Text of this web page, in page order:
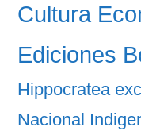
Cultura
Ediciones
Hippocratea
Nacional